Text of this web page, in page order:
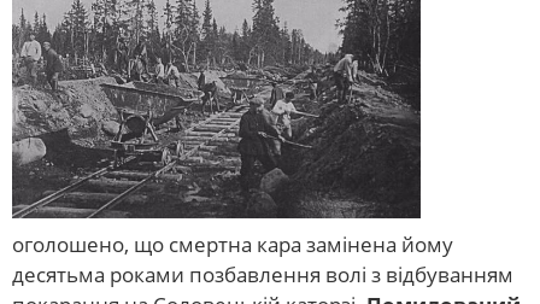
оголошено, що смертна кара замінена йому
десятьма роками позбавлення волі з відбуванням